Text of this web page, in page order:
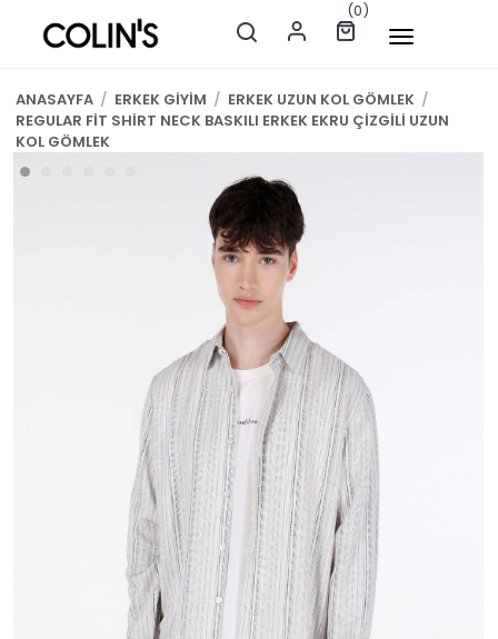
(0)
ANASAYFA / ERKEK GİYİM / ERKEK UZUN KOL GÖMLEK /
REGULAR FİT SHİRT NECK BASKILI ERKEK EKRU ÇİZGİLİ UZUN
KOL GÖMLEK